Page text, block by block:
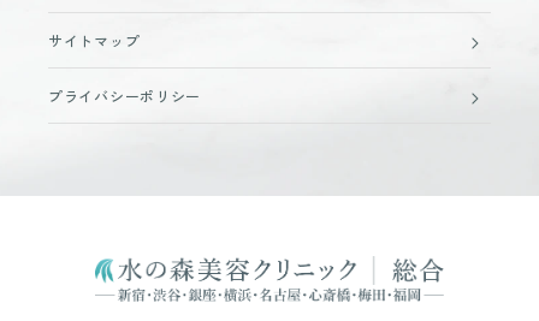
サイトマップ
プライバシーポリシー